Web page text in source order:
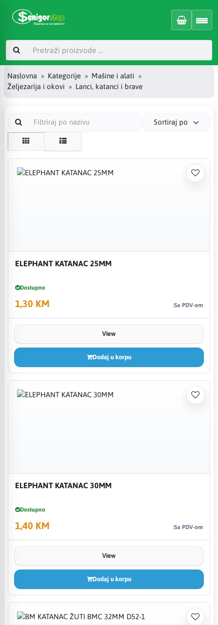
Naslovna Kategorije
Mašine i alati
Željezarija i okovi
Lanci, katanci i brave
Sortiraj po
ELEPHANT KATANAC 25MM
Dostupno
1,30 KM Sa PDV-om
View
Dodaj u korpu
ELEPHANT KATANAC 30MM
Dostupno
1,40 KM Sa PDV-om
View
Dodaj u korpu